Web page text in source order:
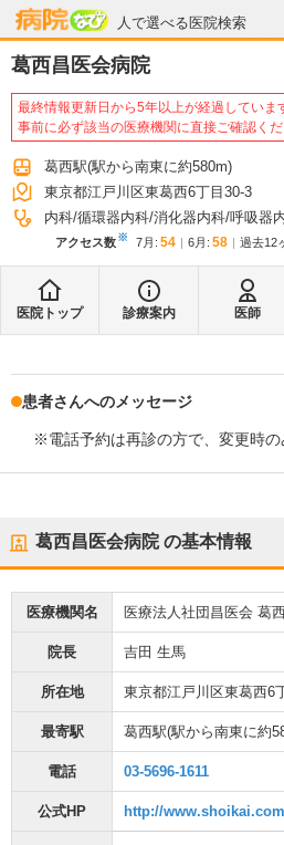
人で選べる医院検索
病院なび
葛西昌医会病院
最終情報更新日から5年以上が経過していま
事前に必ず該当の医療機関に直接ご確認くだ
葛西駅(駅から南東に約580m)
東京都江戸川区東葛西6丁目30-3
内科 循環器内科 消化器内科 呼吸器
アクセス数※ 7月 : 54 6月 : 58 過去12
医院トップ 診療案内 医師
患者さんへのメッセージ
※電話予約は再診の方で、変更時の
葛西昌医会病院の基本情報
医療機関名 医療法人社団昌医会 葛
院長 吉田 生馬
所在地 東京都江戸川区東葛西6
最寄駅 葛西駅(駅から南東に約
電話 03-5696-1611
公式HP http://www.shoikai.com